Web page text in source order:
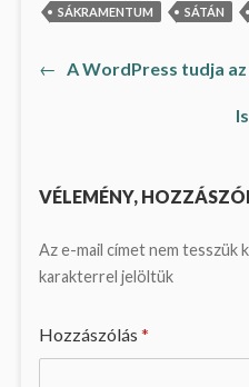
SÁKRAMENTUM
SÁTÁN
Bejegyzés
←
Previous
A WordPress tudja
VÉLEMÉNY,
Az e-mail címet nem tesszük
karakterrel jelöltük
Hozzászólás *